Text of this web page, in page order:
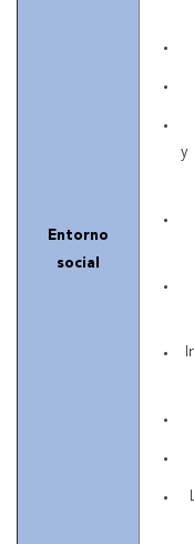
Entorno
social
y